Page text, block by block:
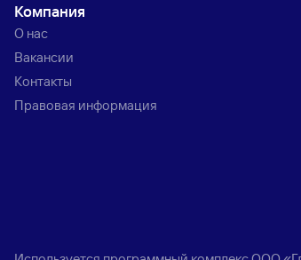
Компания
О нас
Вакансии
Контакты
Правовая информация